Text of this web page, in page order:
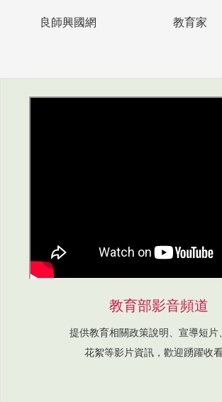
良師興國網
教育家
教育部影音頻道
提供教育相關政策說明、宣導短片
花絮等影片資訊，歡迎踴躍收看